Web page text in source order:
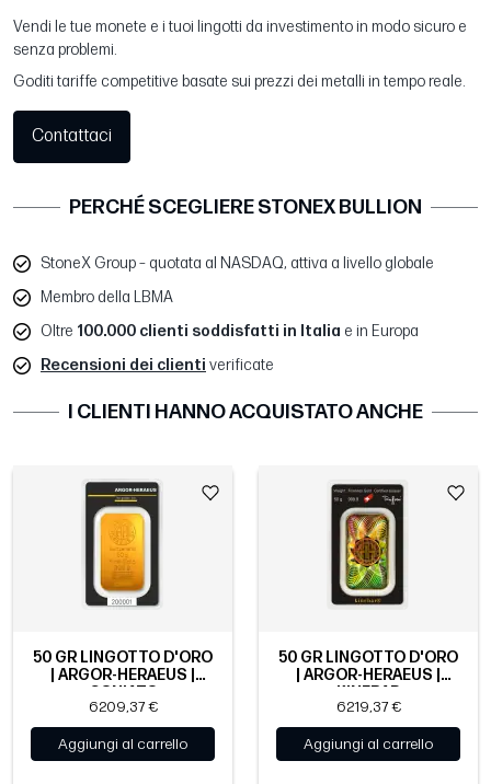
Vendi le tue monete e i tuoi lingotti da investimento in modo sicuro e
senza problemi.
Goditi tariffe competitive basate sui prezzi dei metalli in tempo reale.
Contattaci
PERCHÉ SCEGLIERE STONEX BULLION
StoneX Group – quotata al NASDAQ, attiva a livello globale
Membro della LBMA
Oltre 100.000 clienti soddisfatti in Italia e in Europa
Recensioni dei clienti verificate
I CLIENTI HANNO ACQUISTATO ANCHE
50 GR LINGOTTO D'ORO
| ARGOR-HERAEUS |
6209,37 €
Aggiungi al carrello
50 GR LINGOTTO D'ORO
| ARGOR-HERAEUS |
6219,37 €
Aggiungi al carrello